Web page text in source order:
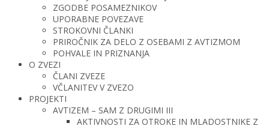
ZGODBE POSAMEZNIKOV
UPORABNE POVEZAVE
STROKOVNI ČLANKI
PRIROČNIK ZA DELO Z OSEBAMI Z AVTIZMOM
POHVALE IN PRIZNANJA
O ZVEZI
ČLANI ZVEZE
VČLANITEV V ZVEZO
PROJEKTI
AVTIZEM – SAM Z DRUGIMI III
AKTIVNOSTI ZA OTROKE IN MLADOSTNIKE Z